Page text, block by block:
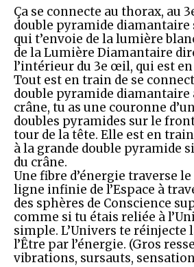
Ça se connecte au thorax, au
double pyramide diamantaire
qui t’envoie de la lumière
de la Lumière Diamantaire
l’intérieur du 3e œil, qui est
Tout est en train de se
double pyramide diamantaire
crâne, tu as une couronne
doubles pyramides sur le
tour de la tête. Elle est en
à la grande double pyramide
du crâne.
Une fibre d’énergie traverse le
ligne infinie de l’Espace à
des sphères de Conscience
comme si tu étais reliée à
simple. L’Univers te réinjecte
l’Être par l’énergie. (Gros
vibrations, sursauts,